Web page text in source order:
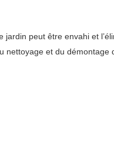
peut être envahi et
nettoyage et du démontage